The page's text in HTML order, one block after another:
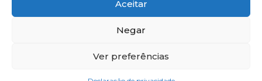
Aceitar
Negar
Ver preferências
SAUS Quadra 06, Bloco K, Ed.Belvedere sala 201 Asa Sul Brasilia-DF CEP: 70070-